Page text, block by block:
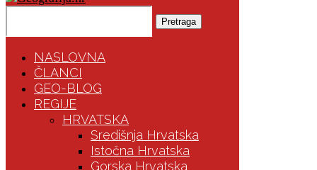
Pretraga
NASLOVNA
ČLANCI
GEO-BLOG
REGIJE
HRVATSKA
Središnja Hrvatska
Istočna Hrvatska
Gorska Hrvatska